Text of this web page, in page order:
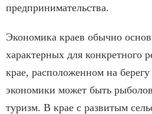
предпринимательства.
Экономика краев обычно
характерных для конкретного
крае, расположенном на
экономики может быть
туризм. В крае с развитым